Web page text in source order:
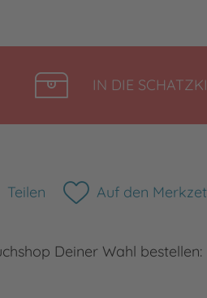
IN DIE
Teilen Auf den
Deiner Wahl bestellen: